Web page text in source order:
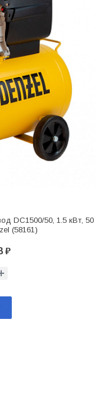
DC1500/50, 1.5 кВт, 50
(58161)
₽